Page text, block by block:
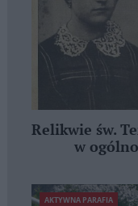
Relikwie św.
w
AKTYWNA PARAFIA